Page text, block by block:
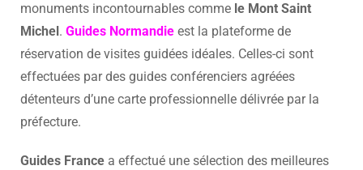
monuments incontournables comme le Mont Saint
Michel . Guides Normandie est la plateforme de
réservation de visites guidées idéales. Celles-ci sont
effectuées par des guides conférenciers agréées
détenteurs d’une carte professionnelle délivrée par la
préfecture.
Guides France a effectué une sélection des meilleures